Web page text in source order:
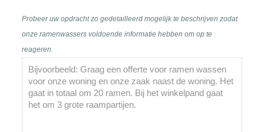
Probeer uw opdracht zo gedetailleerd mogelijk te beschrijven zodat
onze ramenwassers voldoende informatie hebben om op te
reageren.